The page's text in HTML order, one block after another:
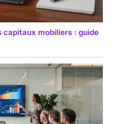
capitaux mobiliers : guide